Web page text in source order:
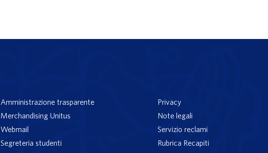
Amministrazione trasparente
Merchandising Unitus
Webmail
Segreteria studenti
Privacy
Note legali
Servizio reclami
Rubrica Recapiti